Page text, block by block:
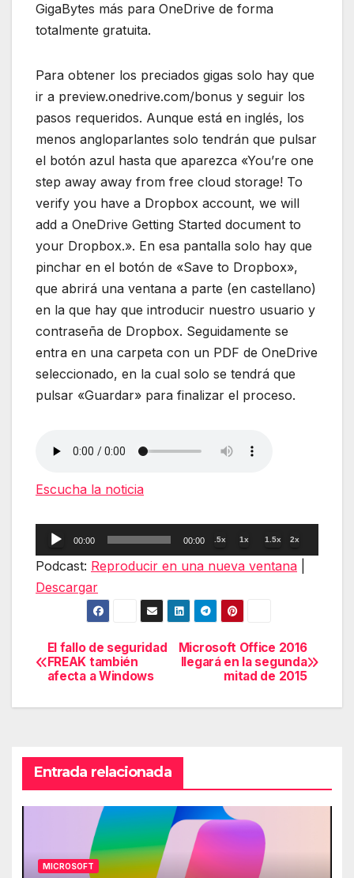
GigaBytes más para OneDrive de forma
totalmente gratuita.
Para obtener los preciados gigas solo hay que
ir a preview.onedrive.com/bonus y seguir los
pasos requeridos. Aunque está en inglés, los
menos angloparlantes solo tendrán que pulsar
el botón azul hasta que aparezca «You’re one
step away away from free cloud storage! To
verify you have a Dropbox account, we will
add a OneDrive Getting Started document to
your Dropbox.». En esa pantalla solo hay que
pinchar en el botón de «Save to Dropbox»,
que abrirá una ventana a parte (en castellano)
en la que hay que introducir nuestro usuario y
contraseña de Dropbox. Seguidamente se
entra en una carpeta con un PDF de OneDrive
seleccionado, en la cual solo se tendrá que
pulsar «Guardar» para finalizar el proceso.
Escucha la noticia
Reproductor
de
00:00 00:00 .5x 1x 1.5x 2x
Podcast: Reproducir en una nueva ventana
Descargar
Navegación
de
Microsoft Office 2016
llegará en la segunda
mitad de 2015
El fallo de seguridad
FREAK también
afecta a Windows
Entrada relacionada
MICROSOFT